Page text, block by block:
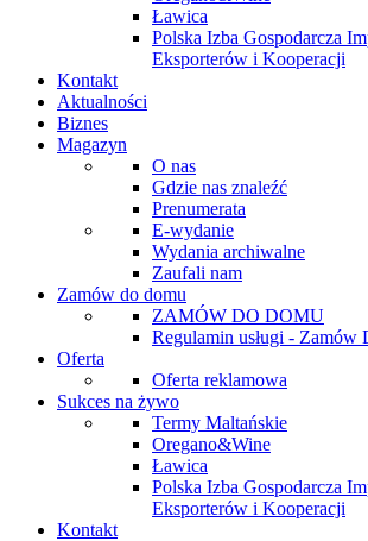
Ławica
Polska Izba Gospodarcza
Eksporterów i Kooperacji
Kontakt
Aktualności
Biznes
Magazyn
O nas
Gdzie nas znaleźć
Prenumerata
E-wydanie
Wydania archiwalne
Zaufali nam
Zamów do domu
ZAMÓW DO DOMU
Regulamin usługi - Zamów
Oferta
Oferta reklamowa
Sukces na żywo
Termy Maltańskie
Oregano&Wine
Ławica
Polska Izba Gospodarcza
Eksporterów i Kooperacji
Kontakt